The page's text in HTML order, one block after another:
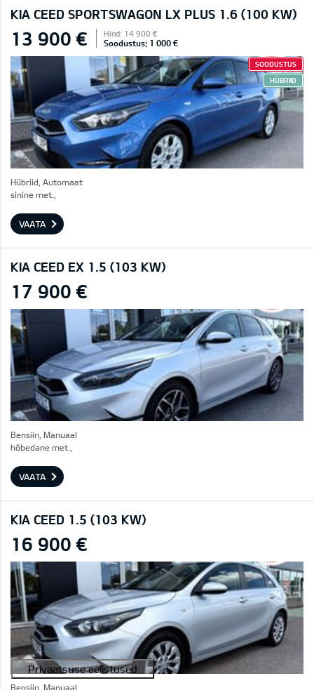
KIA CEED SPORTSWAGON LX PLUS 1.6 (100 KW)
13 900 € Hind: 14 900 €
Soodustus: 1 000 €
SOODUSTUS
HÜBRIID
Hübriid, Automaat
sinine met.,
VAATA
KIA CEED EX 1.5 (103 KW)
17 900 €
Bensiin, Manuaal
hõbedane met.,
VAATA
KIA CEED 1.5 (103 KW)
16 900 €
Bensiin, Manuaal